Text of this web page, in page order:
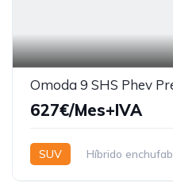
Omoda 9 SHS Phev
627€/Mes+IVA
SUV Híbrido